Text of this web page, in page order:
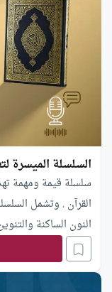
السلسلة الميسرة
سلسلة قيمة ومهمة
القرآن . وتشمل
النون الساكنة